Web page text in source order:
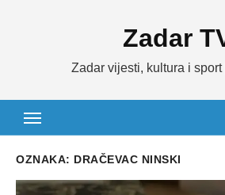
Zadar
Zadar vijesti, kultura i sport
OZNAKA: DRAČEVAC NINSKI